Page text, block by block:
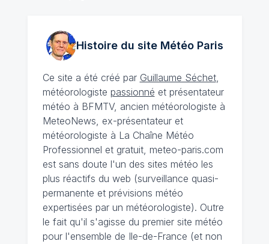
Histoire du site MétéoParis
Ce site a été créé par Guillaume Séchet,
météorologiste passionné et présentateur
météo à BFMTV, ancien météorologiste à
MeteoNews, ex-présentateur et
météorologiste à La Chaîne Météo
Professionnel et gratuit, meteo-paris.com
est sans doute l'un des sites météo les
plus réactifs du web (surveillance quasi-
permanente et prévisions météo
expertisées par un météorologiste). Outre
le fait qu'il s'agisse du premier site météo
pour l'ensemble de Ile-de-France (et non